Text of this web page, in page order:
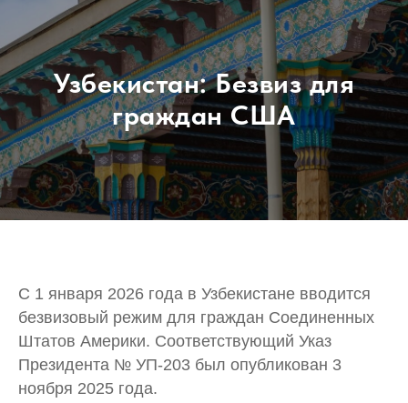
Узбекистан: Безвиз для
граждан США
С 1 января 2026 года в Узбекистане вводится
безвизовый режим для граждан Соединенных
Штатов Америки. Соответствующий Указ
Президента № УП-203 был опубликован 3
ноября 2025 года.